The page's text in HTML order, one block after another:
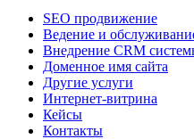
SEO продвижение
Ведение и
Внедрение CRM
Доменное имя сайта
Другие услуги
Интернет-витрина
Кейсы
Контакты